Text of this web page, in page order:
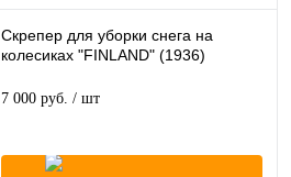
Скрепер для уборки снега на
колесиках "FINLAND" (1936)
7 000 руб. / шт